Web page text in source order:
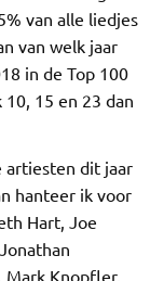
van alle liedjes
van welk jaar
in de Top 100
15 en 23 dan
artiesten dit jaar
hanteer ik voor
Hart, Joe
Mark Knopfler,